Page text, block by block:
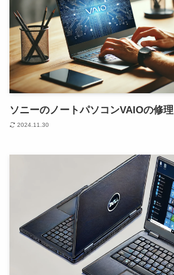
店舗を探す
ソニーのノートパソコンVAIOの修
2024.11.30